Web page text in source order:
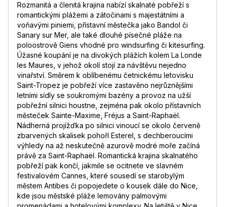
Rozmanitá a členitá krajina nabízí skalnaté pobřeží s
romantickými plážemi a zátočinami s majestátními a
voňavými piniemi, přístavní městečka jako Bandol či
Sanary sur Mer, ale také dlouhé písečné pláže na
poloostrově Giens vhodné pro windsurfing či kitesurfing.
Úžasné koupání je na divokých plážích kolem La Londe
les Maures, v jehož okolí stojí za návštěvu nejedno
vinařství. Směrem k oblíbenému četnickému letovisku
Saint-Tropez je pobřeží více zastavěno nejrůznějšími
letními sídly se soukromými bazény a provoz na užší
pobřežní silnici houstne, zejména pak okolo přístavních
městeček Sainte-Maxime, Fréjus a Saint-Raphaël.
Nádherná projížďka po silnici vinoucí se okolo červeně
zbarvených skalisek pohoří Esterel, s dechberoucími
výhledy na až neskutečně azurově modré moře začíná
právě za Saint-Raphaël. Romantická krajina skalnatého
pobřeží pak končí, jakmile se ocitnete ve slavném
festivalovém Cannes, které sousedí se starobylým
městem Antibes či popojedete o kousek dále do Nice,
kde jsou městské pláže lemovány palmovými